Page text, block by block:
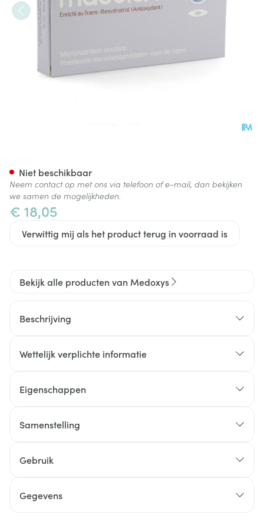
€ 18,05
Verwittig mij als het product terug in voorraad is
Niet beschikbaar
Neem contact op met ons via telefoon of e-mail, dan bekijken
we samen de mogelijkheden.
Bekijk alle producten van Medoxys
Beschrijving
Wettelijk verplichte informatie
Eigenschappen
Samenstelling
Gebruik
Gegevens